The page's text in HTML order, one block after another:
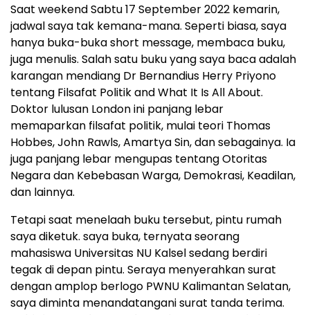
Saat weekend Sabtu 17 September 2022 kemarin,
jadwal saya tak kemana-mana. Seperti biasa, saya
hanya buka-buka short message, membaca buku,
juga menulis. Salah satu buku yang saya baca adalah
karangan mendiang Dr Bernandius Herry Priyono
tentang Filsafat Politik and What It Is All About.
Doktor lulusan London ini panjang lebar
memaparkan filsafat politik, mulai teori Thomas
Hobbes, John Rawls, Amartya Sin, dan sebagainya. Ia
juga panjang lebar mengupas tentang Otoritas
Negara dan Kebebasan Warga, Demokrasi, Keadilan,
dan lainnya.
Tetapi saat menelaah buku tersebut, pintu rumah
saya diketuk. saya buka, ternyata seorang
mahasiswa Universitas NU Kalsel sedang berdiri
tegak di depan pintu. Seraya menyerahkan surat
dengan amplop berlogo PWNU Kalimantan Selatan,
saya diminta menandatangani surat tanda terima.